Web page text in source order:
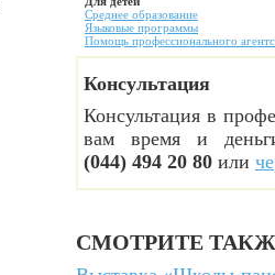
Среднее образование
Языковые программы
Помощь профессионального
Консультация
Консультация в
вам время и
(044) 494 20 80 или
СМОТРИТЕ